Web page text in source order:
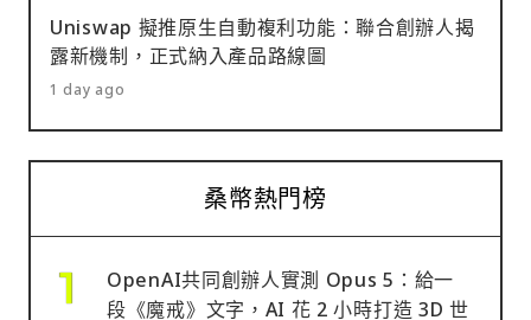
Uniswap 擬推原生自動複利功能：聯合創辦人揭
露新機制，正式納入產品路線圖
1 day ago
桑幣熱門榜
OpenAI共同創辦人實測 Opus 5：給一
段《魔戒》文字，AI 花 2 小時打造 3D 世